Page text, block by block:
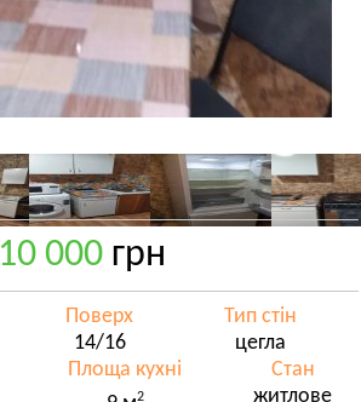
10 000 грн
Поверх
14/16
Тип стін
цегла
Площа кухні
2
Стан
житлове